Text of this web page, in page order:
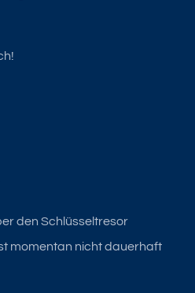
den Schlüsseltresor
momentan nicht dauerhaft